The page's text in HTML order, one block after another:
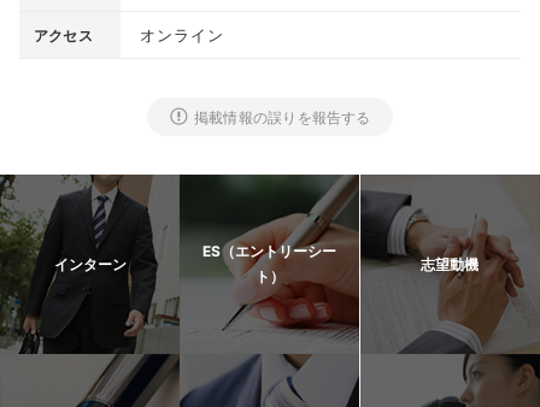
アクセス オンライン
掲載情報の誤りを報告する
インターン
ES（エントリーシー
ト）
志望動機